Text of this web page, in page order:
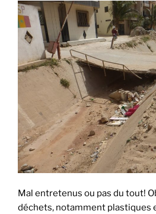
Mal entretenus ou pas du tout!
déchets, notamment plastiques